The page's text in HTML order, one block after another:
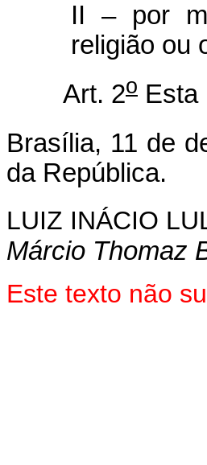
II – por
religião ou
Art. 2o Esta
Brasília, 11 de
da República.
LUIZ INÁCIO
Márcio Thomaz
Este texto não